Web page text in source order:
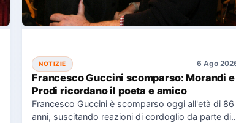
NOTIZIE 6 Ago
Francesco Guccini scomparso: Morandi e
Prodi ricordano il poeta e amico
Francesco Guccini è scomparso oggi all'età di 86
anni, suscitando reazioni di cordoglio da parte di